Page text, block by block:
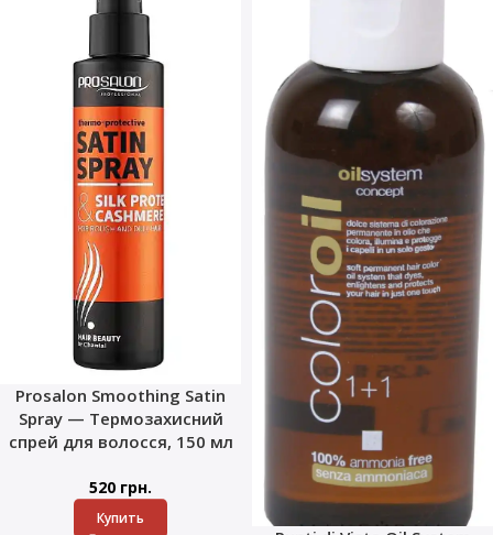
Prosalon Smoothing Satin
Spray — Термозахисний
спрей для волосся, 150 мл
520 грн.
Купить